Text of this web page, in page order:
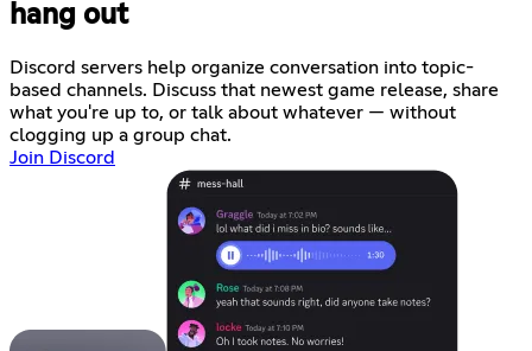
hang out
Discord servers help organize conversation into topic-
based channels. Discuss that newest game release, share
what you're up to, or talk about whatever — without
clogging up a group chat.
Join Discord